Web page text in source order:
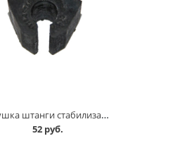
Подушка штанги стабилизатора 11183,2170 задняя Балаково в Кургане
52 руб.